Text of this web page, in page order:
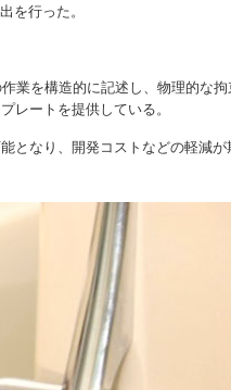
を行った。
業を構造的に記述し、物理的な拘
レートを提供している。
となり、開発コストなどの軽減が